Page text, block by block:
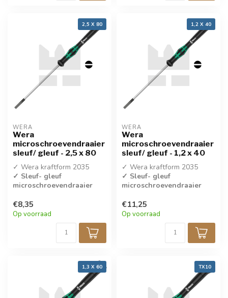
2,5 X 80
WERA
Wera
microschroevendraaier
sleuf/ gleuf - 2,5 x 80
✓ Wera kraftform 2035
✓ Sleuf- gleuf
microschroevendraaier
✓ 2,5 x 80
✓ Per stuk verkocht
€8,35
Op voorraad
1,2 X 40
WERA
Wera
microschroevendraaier
sleuf/ gleuf - 1,2 x 40
✓ Wera kraftform 2035
✓ Sleuf- gleuf
microschroevendraaier
✓ 1,2 x 40
✓ Per stuk verkocht
€11,25
Op voorraad
1,3 X 60 TX10